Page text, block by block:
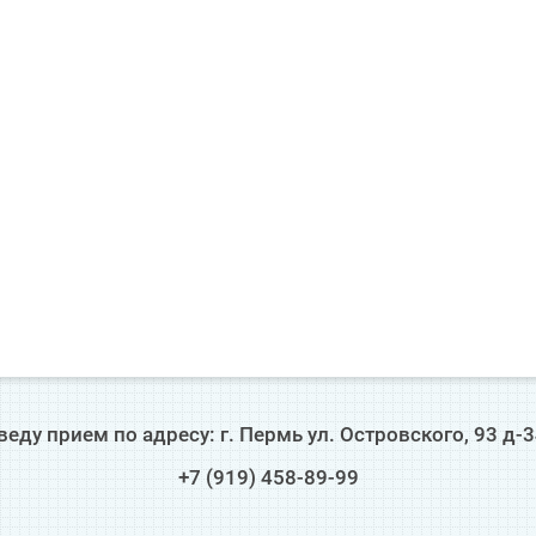
прием по адресу: г. Пермь ул. Островского, 93 д-
+7 (919) 458-89-99